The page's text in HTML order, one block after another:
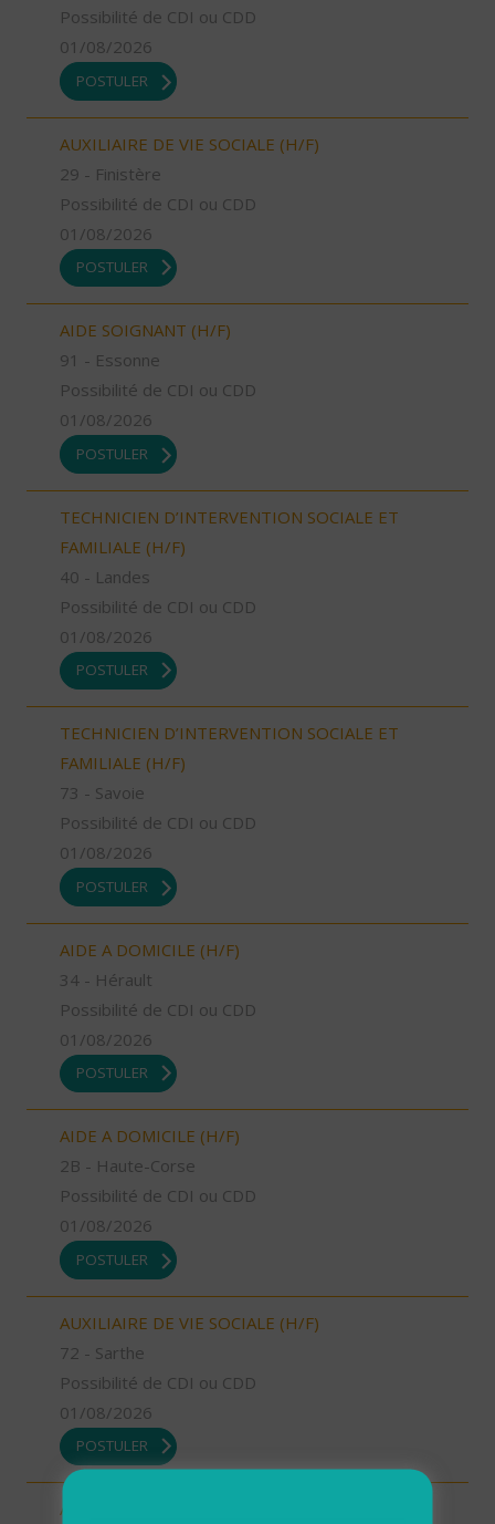
Possibilité de CDI ou CDD
01/08/2026
POSTULER
AUXILIAIRE DE VIE SOCIALE (H/F)
29 - Finistère
Possibilité de CDI ou CDD
01/08/2026
POSTULER
AIDE SOIGNANT (H/F)
91 - Essonne
Possibilité de CDI ou CDD
01/08/2026
POSTULER
TECHNICIEN D’INTERVENTION SOCIALE ET
FAMILIALE (H/F)
40 - Landes
Possibilité de CDI ou CDD
01/08/2026
POSTULER
TECHNICIEN D’INTERVENTION SOCIALE ET
FAMILIALE (H/F)
73 - Savoie
Possibilité de CDI ou CDD
01/08/2026
POSTULER
AIDE A DOMICILE (H/F)
34 - Hérault
Possibilité de CDI ou CDD
01/08/2026
POSTULER
AIDE A DOMICILE (H/F)
2B - Haute-Corse
Possibilité de CDI ou CDD
01/08/2026
POSTULER
AUXILIAIRE DE VIE SOCIALE (H/F)
72 - Sarthe
Possibilité de CDI ou CDD
01/08/2026
POSTULER
AUXILIAIRE DE VIE SOCIALE (H/F)